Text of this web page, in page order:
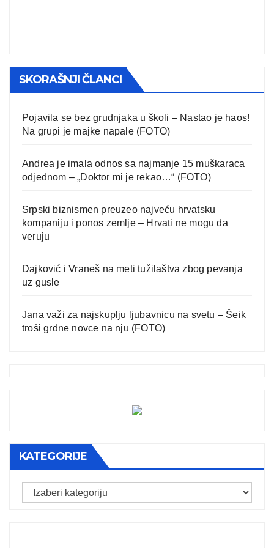
SKORAŠNJI ČLANCI
Pojavila se bez grudnjaka u školi – Nastao je haos!
Na grupi je majke napale (FOTO)
Andrea je imala odnos sa najmanje 15 muškaraca
odjednom – „Doktor mi je rekao…“ (FOTO)
Srpski biznismen preuzeo najveću hrvatsku
kompaniju i ponos zemlje – Hrvati ne mogu da
veruju
Dajković i Vraneš na meti tužilaštva zbog pevanja
uz gusle
Jana važi za najskuplju ljubavnicu na svetu – Šeik
troši grdne novce na nju (FOTO)
KATEGORIJE
Kategorije